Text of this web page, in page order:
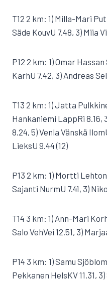
T12 2 km: 1) Milla-Mari
Säde KouvU 7.48, 3) Miia
P12 2 km: 1) Omar
KarhU 7.42, 3) Andreas
T13 2 km: 1) Jatta
Hankaniemi LappRi 8.16,
8.24, 5) Venla Vänskä
LieksU 9.44 (12)
P13 2 km: 1) Mortti
Sajanti NurmU 7.41, 3)
T14 3 km: 1) Ann-Mari
Salo VehVei 12.51, 3)
P14 3 km: 1) Samu
Pekkanen HelsKV 11.31,